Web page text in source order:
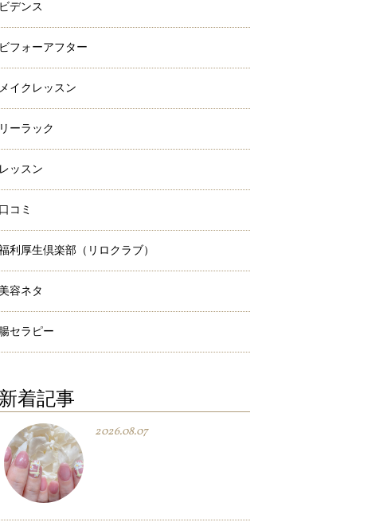
ビデンス
ビフォーアフター
メイクレッスン
リーラック
レッスン
口コミ
利厚生倶楽部（リロクラブ）
美容ネタ
腸セラピー
新着記事
2026.08.07